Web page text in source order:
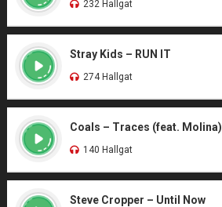
232 Hallgat
Stray Kids – RUN IT
274 Hallgat
Coals – Traces (feat. Molina)
140 Hallgat
Steve Cropper – Until Now